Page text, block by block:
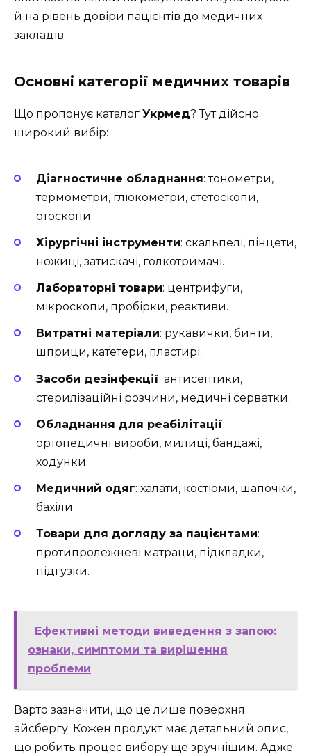
й на рівень довіри пацієнтів до медичних
закладів.
Основні категорії медичних товарів
Що пропонує каталог Укрмед? Тут дійсно
широкий вибір:
Діагностичне обладнання: тонометри,
термометри, глюкометри, стетоскопи,
отоскопи.
Хірургічні інструменти: скальпелі, пінцети,
ножиці, затискачі, голкотримачі.
Лабораторні товари: центрифуги,
мікроскопи, пробірки, реактиви.
Витратні матеріали: рукавички, бинти,
шприци, катетери, пластирі.
Засоби дезінфекції: антисептики,
стерилізаційні розчини, медичні серветки.
Обладнання для реабілітації:
ортопедичні вироби, милиці, бандажі,
ходунки.
Медичний одяг: халати, костюми, шапочки,
бахіли.
Товари для догляду за пацієнтами:
протипролежневі матраци, підкладки,
підгузки.
Ефективні методи виведення з запою:
ознаки, симптоми та вирішення
проблеми
Варто зазначити, що це лише поверхня
айсбергу. Кожен продукт має детальний опис,
що робить процес вибору ще зручнішим. Адже